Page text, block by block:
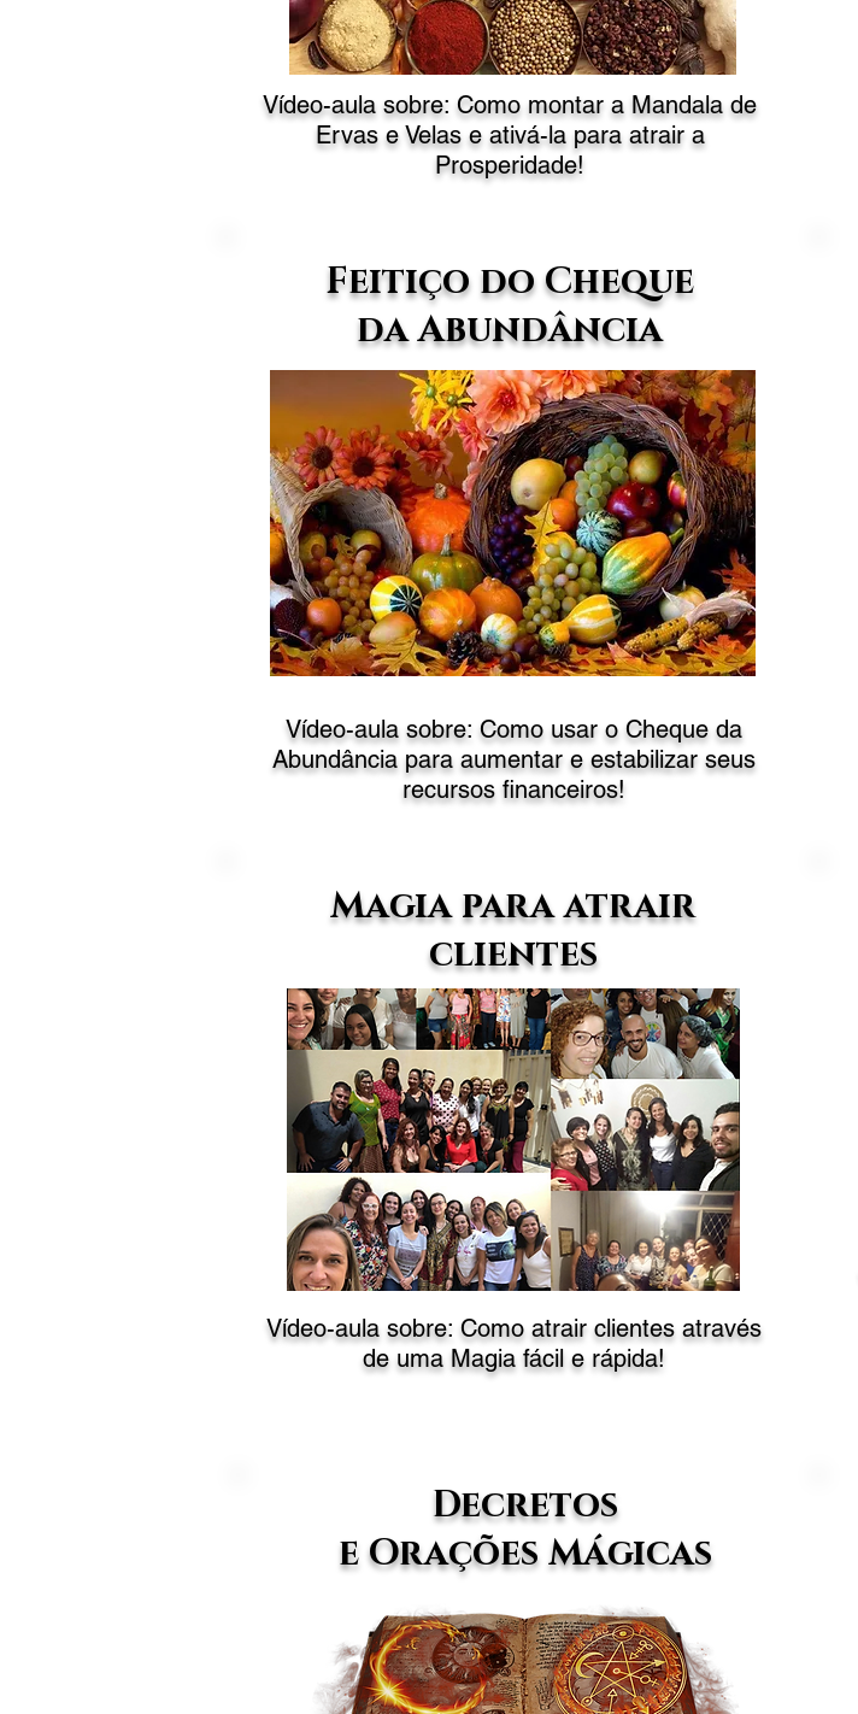
Vídeo-aula sobre: Como montar a Mandala de
Ervas e Velas e ativá-la para atrair a
Prosperidade!
Feitiço do Cheque
da Abundância
Vídeo-aula sobre: Como usar o Cheque da
Abundância para aumentar e estabilizar seus
recursos financeiros!
Magia para atrair
clientes
Vídeo-aula sobre: Como atrair clientes através
de uma Magia fácil e rápida!
Decretos
e Orações Mágicas